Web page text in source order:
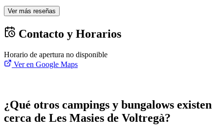
Ver más reseñas
Contacto y Horarios
Horario de apertura no disponible
Ver en Google Maps
¿Qué otros campings y bungalows existen
cerca de Les Masies de Voltregà?